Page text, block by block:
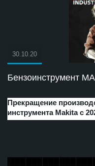
30.10.20
Бензоинструмент
Прекращение
инструмента Makita с